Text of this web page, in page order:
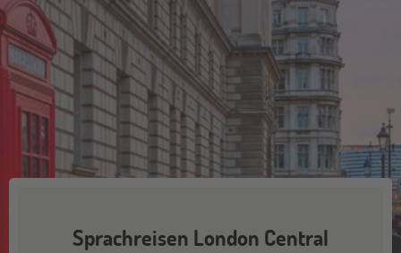
Sprachreisen London Central